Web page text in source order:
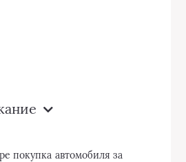
покупка автомобиля за